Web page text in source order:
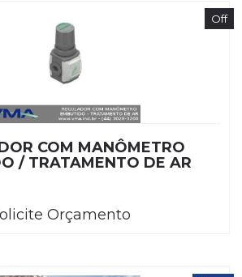
COM MANÔMETRO
/ TRATAMENTO DE AR
Orçamento
Off